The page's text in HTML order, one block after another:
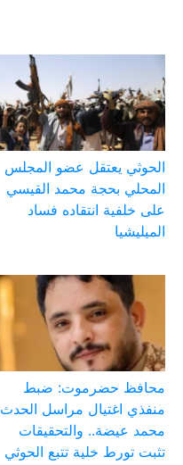
الحوثي يعتقل عضو المجلس
المحلي بحجة محمد القيسي
على خلفية انتقاده فساد
الميليشيا
محافظ حضرموت: ضبط
منفذي اغتيال مراسل الحدث
محمد عيضة.. والتحقيقات
تثبت تورط خلية تتبع الحوثي